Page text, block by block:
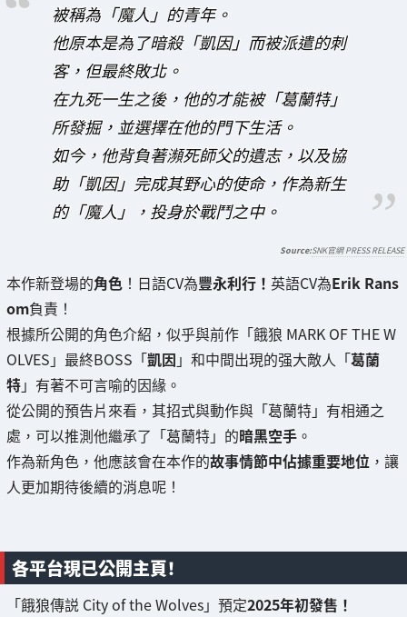
被稱為「魔人」的青年。
他原本是為了暗殺「凱因」而被派遣的刺
客，但最終敗北。
在九死一生之後，他的才能被「葛蘭特」
所發掘，並選擇在他的門下生活。
如今，他背負著瀕死師父的遺志，以及協
助「凱因」完成其野心的使命，作為新生
的「魔人」，投身於戰鬥之中。
SNK官網 PRESS RELEASE
本作新登場的角色 ！日語CV為豐永利行！ 英語CV為Erik Rans
om負責！
根據所公開的角色介紹，似乎與前作「餓狼 MARK OF THE W
OLVES」最終BOSS「凱因 」和中間出現的强大敵人「葛蘭
特」有著不可言喻的因緣。
從公開的預告片來看，其招式與動作與「葛蘭特」有相通之
處，可以推測他繼承了「葛蘭特」的暗黑空手 。
作為新角色，他應該會在本作的故事情節中佔據重要地位 ，讓
人更加期待後續的消息呢！
各平台現已公開主頁！
「餓狼傳説 City of the Wolves」預定2025年初發售！